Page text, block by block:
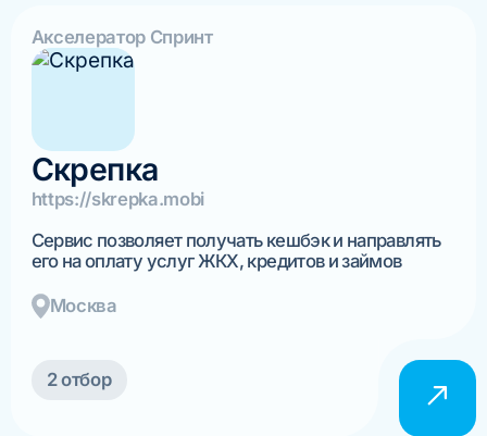
Акселератор Спринт
Скрепка
https://skrepka.mobi
Сервис позволяет получать кешбэк и направлять
его на оплату услуг ЖКХ, кредитов и займов
Москва
2 отбор